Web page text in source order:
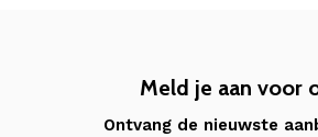
Meld je aan voor
Ontvang de nieuwste